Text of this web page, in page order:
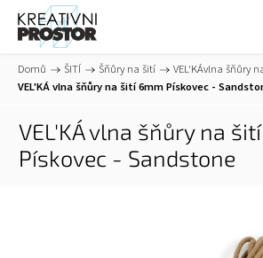
Domů / ŠITÍ / Šňůry na šití / VEL'KÁvlna šňůry
VEL'KÁ vlna šňůry na šití 6mm Pískovec -
VEL'KÁ vlna šňůry na
Pískovec - Sandstone